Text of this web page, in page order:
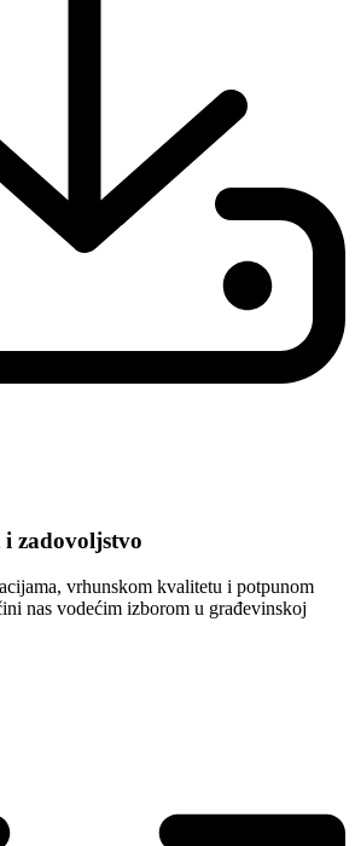
zadovoljstvo
vrhunskom kvalitetu i potpunom
nas vodećim izborom u građevinskoj